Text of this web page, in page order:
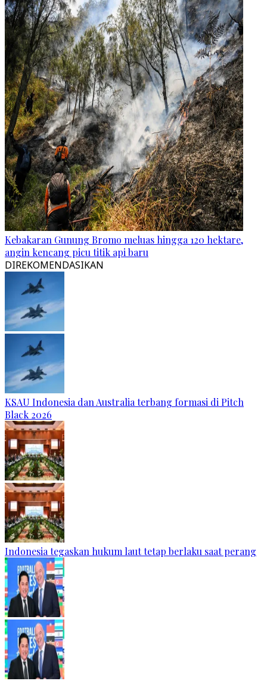
Kebakaran Gunung Bromo meluas hingga 120 hektare,
angin kencang picu titik api baru
DIREKOMENDASIKAN
KSAU Indonesia dan Australia terbang formasi di Pitch
Black 2026
Indonesia tegaskan hukum laut tetap berlaku saat perang